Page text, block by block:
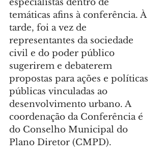
especialistas dentro de
temáticas afins à conferência. À
tarde, foi a vez de
representantes da sociedade
civil e do poder público
sugerirem e debaterem
propostas para ações e políticas
públicas vinculadas ao
desenvolvimento urbano. A
coordenação da Conferência é
do Conselho Municipal do
Plano Diretor (CMPD).